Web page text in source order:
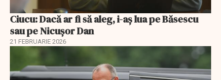
Ciucu: Dacă ar fi să aleg, i-aș lua pe Băsescu
sau pe Nicușor Dan
21 FEBRUARIE 2026